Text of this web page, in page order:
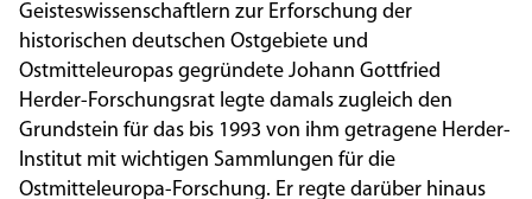
Geisteswissenschaftlern zur Erforschung der
historischen deutschen Ostgebiete und
Ostmitteleuropas gegründete Johann Gottfried
Herder-Forschungsrat legte damals zugleich den
Grundstein für das bis 1993 von ihm getragene Herder-
Institut mit wichtigen Sammlungen für die
Ostmitteleuropa-Forschung. Er regte darüber hinaus